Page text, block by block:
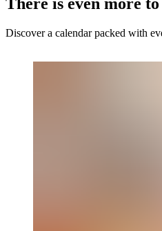
There is even more
Discover a calendar packed with